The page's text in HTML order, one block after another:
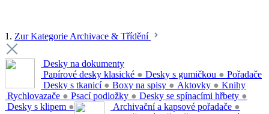
1. Zur Kategorie Archivace & Třídění
Desky na dokumenty
Papírové desky klasické ● Desky s gumičkou ●
Desky s tkanicí ● Boxy na spisy ● Aktovky ●
Rychlovazače ● Psací podložky ● Desky se spínacími hřbety ●
Desky s klipem ●
Pořadače
Archivační a kapsové pořadače ●
Knihy